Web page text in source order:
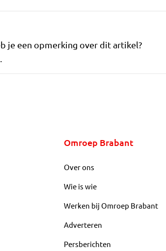
je een opmerking over dit artikel?
Omroep Brabant
Over ons
Wie is wie
Werken bij Omroep Brabant
Adverteren
Persberichten